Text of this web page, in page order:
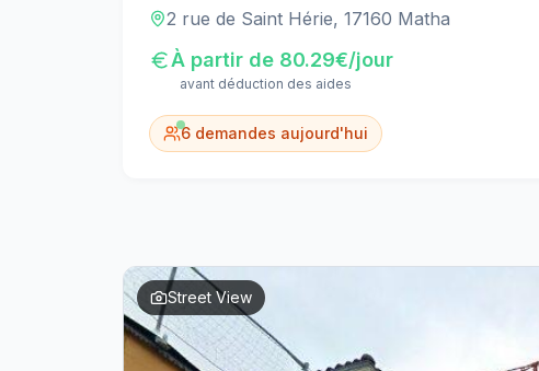
2 rue de Saint Hérie, 17160 Matha
À partir de 80.29€/jour
avant déduction des aides
6 demandes aujourd'hui
Street View